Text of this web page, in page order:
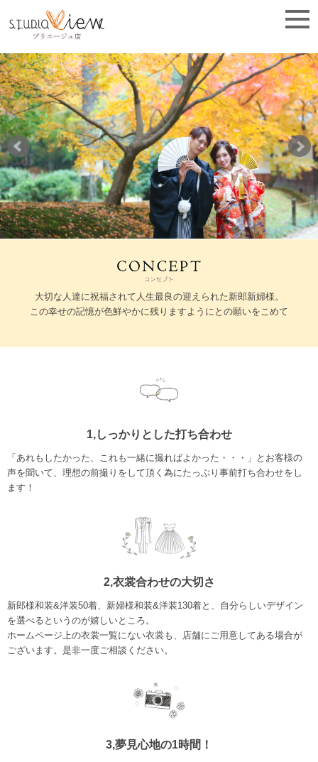
大切な人達に祝福されて人生最良の迎えられた新郎新婦様。
この幸せの記憶が色鮮やかに残りますようにとの願いをこめて
1,しっかりとした打ち合わせ
「あれもしたかった、これも一緒に撮ればよかった・・・」とお客様の
声を聞いて、理想の前撮りをして頂く為にたっぷり事前打ち合わせをし
ます！
2,衣裳合わせの大切さ
新郎様和装&洋装50着、新婦様和装&洋装130着と、自分らしいデザイン
を選べるというのが嬉しいところ。
ホームページ上の衣裳一覧にない衣裳も、店舗にご用意してある場合が
ございます。是非一度ご相談ください。
3,夢見心地の1時間！